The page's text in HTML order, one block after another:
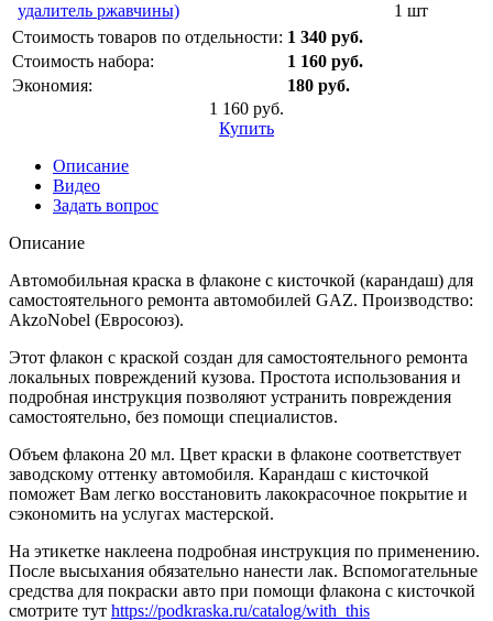
удалитель ржавчины)
1 шт
Стоимость товаров по отдельности: 1 340 руб.
Стоимость набора:
1 160 руб.
Экономия:
180 руб.
1 160 руб.
Купить
Описание
Видео
Задать вопрос
Описание
Автомобильная краска в флаконе с кисточкой (карандаш) для
самостоятельного ремонта автомобилей GAZ. Производство:
AkzoNobel (Евросоюз).
Этот флакон с краской создан для самостоятельного ремонта
локальных повреждений кузова. Простота использования и
подробная инструкция позволяют устранить повреждения
самостоятельно, без помощи специалистов.
Объем флакона 20 мл. Цвет краски в флаконе соответствует
заводскому оттенку автомобиля. Карандаш с кисточкой
поможет Вам легко восстановить лакокрасочное покрытие и
сэкономить на услугах мастерской.
На этикетке наклеена подробная инструкция по применению.
После высыхания обязательно нанести лак. Вспомогательные
средства для покраски авто при помощи флакона с кисточкой
смотрите тут https://podkraska.ru/catalog/with_this